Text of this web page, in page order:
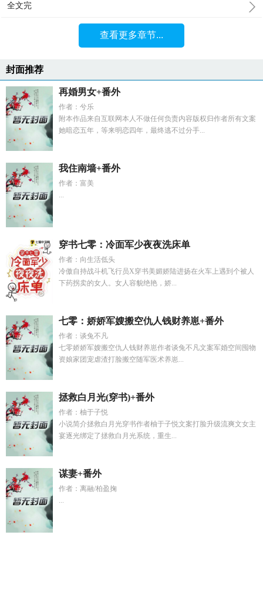
全文完
查看更多章节...
封面推荐
再婚男女+番外
作者：兮乐
附本作品来自互联网本人不做任何负责内容版权归作者所有文案
她暗恋五年，等来明恋四年，最终逃不过分手...
我住南墙+番外
作者：富美
...
穿书七零：冷面军少夜夜洗床单
作者：向生活低头
冷傲自持战斗机飞行员X穿书美媚娇陆进扬在火车上遇到个被人
下药拐卖的女人。女人容貌绝艳，娇...
七零：娇娇军嫂搬空仇人钱财养崽+番外
作者：谈兔不凡
七零娇娇军嫂搬空仇人钱财养崽作者谈兔不凡文案军婚空间囤物
资娘家团宠虐渣打脸搬空随军医术养崽...
拯救白月光(穿书)+番外
作者：柚于子悦
小说简介拯救白月光穿书作者柚于子悦文案打脸升级流爽文女主
宴逐光绑定了拯救白月光系统，重生...
谋妻+番外
作者：离融/柏盈掬
...